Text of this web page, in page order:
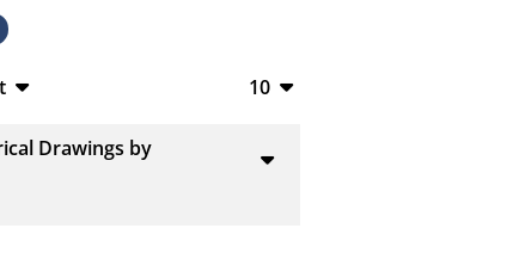
10
20
Drawings by